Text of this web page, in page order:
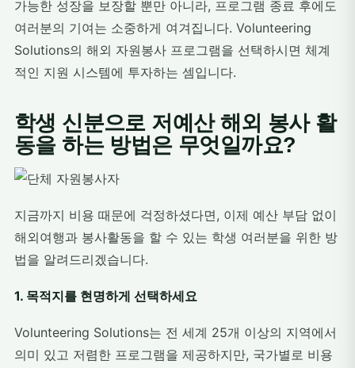
가능한 성장을 보장할 뿐만 아니라, 프로그램 종료 후에도
여러분의 기여는 소중하게 여겨집니다. Volunteering
Solutions의 해외 자원봉사 프로그램을 선택하시면 체계
적인 지원 시스템에 투자하는 셈입니다.
학생 신분으로 저예산 해외 봉사 활
동을 하는 방법은 무엇일까요?
지금까지 비용 때문에 걱정하셨다면, 이제 예산 부담 없이
해외여행과 봉사활동을 할 수 있는 학생 여러분을 위한 방
법을 알려드리겠습니다.
1. 목적지를 현명하게 선택하세요
Volunteering Solutions는 전 세계 25개 이상의 지역에서
의미 있고 저렴한 프로그램을 제공하지만, 국가별로 비용